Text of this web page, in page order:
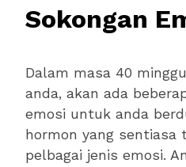
Sokongan
Dalam masa 40
anda, akan ada
emosi untuk anda
hormon yang sentiasa
pelbagai jenis emosi.